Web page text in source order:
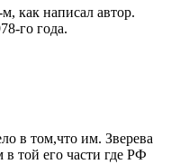
как написал автор.
го года.
в том,что им. Зверева
той его части где РФ